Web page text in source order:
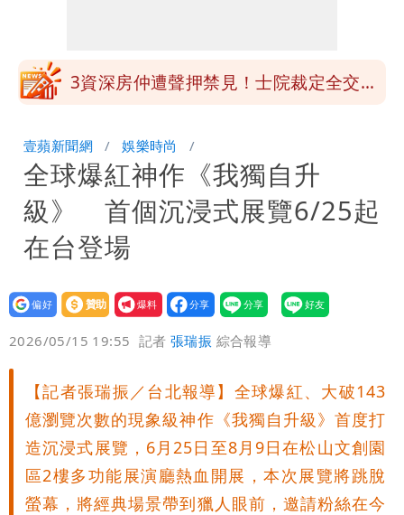
風圈逼近岸處
3資深房仲遭聲押禁見！士院裁定全交保
號」藏玄機
國家隊戰績！投資報酬率飆81％ 台積
電一檔狂賺76億
賴清德「總統級嘲諷」嗆爆盧秀燕！8年
總帳一次掀翻
70歲姜厚任攜小2輪女友現身！交往原因
超Man
駐英台北代表處徵助理 薪資99K！工作
內容讓人看傻
白海豚明恐海警！全台大雨3天「這區下
到紫爆」
苦茶癌油｜威加2老闆交保！採購、中間
商羈押禁見
壹蘋新聞網 娛樂時尚
全球爆紅神作《我獨自升
級》 首個沉浸式展覽6/25起
在台登場
設為
贊助
我要
爆料
2026/05/15 19:55 記者張瑞振 綜合報導
【記者張瑞振／台北報導】全球爆紅、大破143
億瀏覽次數的現象級神作《我獨自升級》首度打
造沉浸式展覽，6月25日至8月9日在松山文創園
區2樓多功能展演廳熱血開展，本次展覽將跳脫
螢幕，將經典場景帶到獵人眼前，邀請粉絲在今